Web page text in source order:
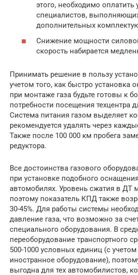
этого, необходимо оплатить
специалистов,
дополнительных
Снижение мощности
скорость набирается
Принимать решение в пользу
учетом того, как быстро установка
при монтаже газа будьте готовы к
потребности посещения техцентра
Система питания газом выделяет
рекомендуется удалять через
Также после 100 000 км пробега
редуктора.
Все достоинства газового
при установке подобного
автомобилях. Уровень сжатия в ДТ
поэтому показатель КПД также
30-45%. Для работы системы
давление газа, что возможно за
специального оборудования. В
переоборудование транспортного
500-1000 условных единиц (с
иностранное оборудование),
выгодна для тех автомобилистов,